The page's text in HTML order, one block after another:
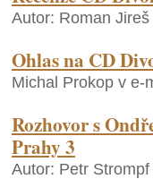
Autor: Roman Jireš
Ohlas na CD
Michal Prokop v e-
Rozhovor s
Prahy 3
Autor: Petr Strompf